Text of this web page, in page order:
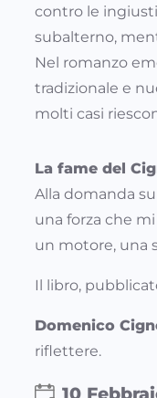
contro le
subalterno,
Nel romanzo
tradizionale e
molti casi
La fame del
Alla domanda su
una forza che
un motore, una
Il libro,
Domenico
riflettere.